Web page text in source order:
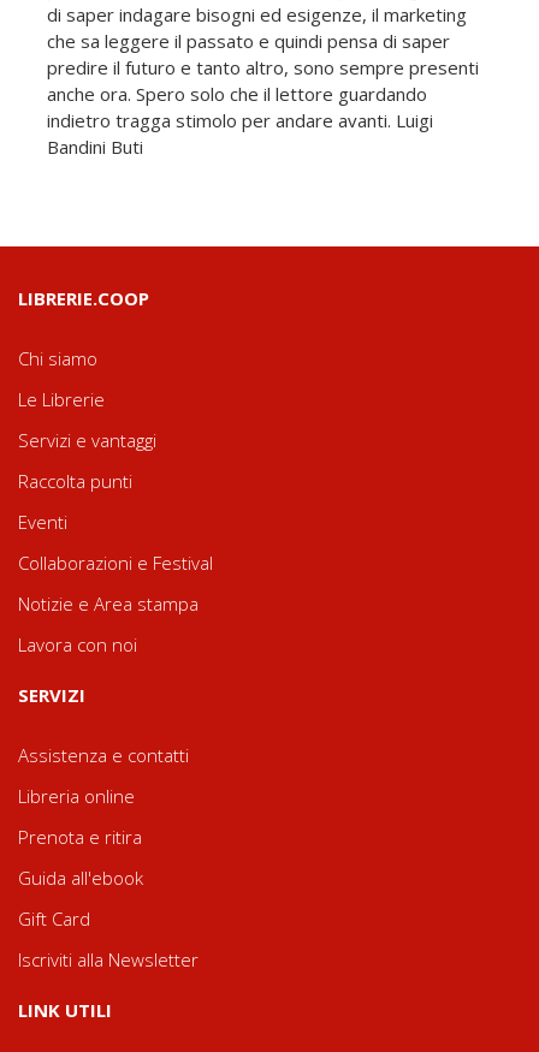
di saper indagare bisogni ed esigenze, il marketing
che sa leggere il passato e quindi pensa di saper
predire il futuro e tanto altro, sono sempre presenti
anche ora. Spero solo che il lettore guardando
indietro tragga stimolo per andare avanti. Luigi
Bandini Buti
LIBRERIE.COOP
Chi siamo
Le Librerie
Servizi e vantaggi
Raccolta punti
Eventi
Collaborazioni e Festival
Notizie e Area stampa
Lavora con noi
SERVIZI
Assistenza e contatti
Libreria online
Prenota e ritira
Guida all'ebook
Gift Card
Iscriviti alla Newsletter
LINK UTILI